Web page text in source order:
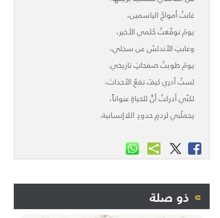
غابتْ أمواجُ الياسمين،
يومَ توقّعتُ حُلمي الأخير،
وغابتِ الأندلسُ عن سجلي،
يومَ طويتُ صفحاتِ تاريخي.
لستُ أدري كيفَ تقعُ الأحداث،
لكنّي أدركتُ أنَّ للحياةِ عنواناً،
يحملُني لردمِ حدودِ اللاإنسانية.
ذو صلة